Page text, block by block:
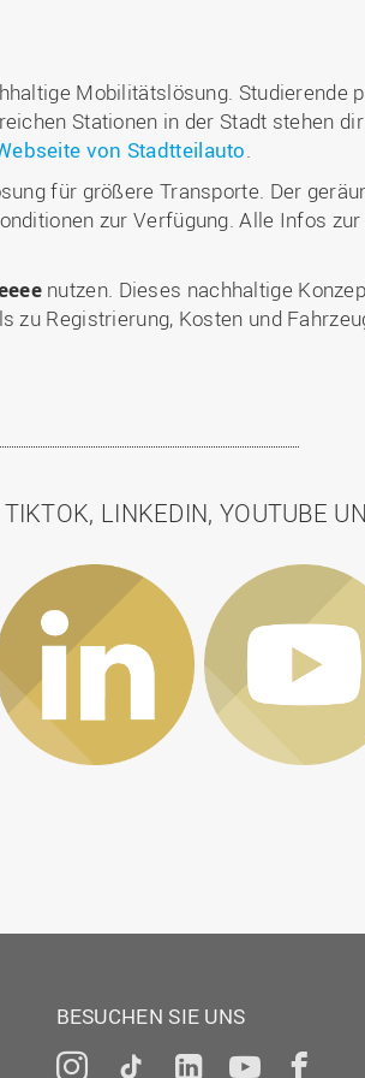
Mobilitätslösung. Studierende
Stationen in der Stadt stehen
von Stadtteilauto.
für größere Transporte. Der
zur Verfügung. Alle Infos
nutzen. Dieses nachhaltige
zu Registrierung, Kosten und
LINKEDIN, YOUTUBE
BESUCHEN SIE UNS